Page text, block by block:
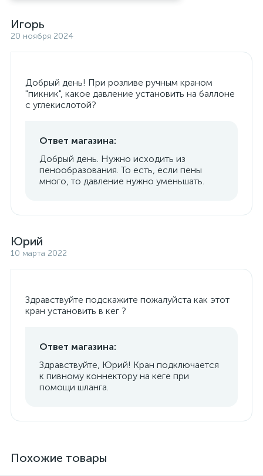
Игорь
20 ноября 2024
Добрый день! При розливе ручным краном
"пикник", какое давление установить на баллоне
с углекислотой?
Ответ магазина:
Добрый день. Нужно исходить из
пенообразования. То есть, если пены
много, то давление нужно уменьшать.
Юрий
10 марта 2022
Здравствуйте подскажите пожалуйста как этот
кран установить в кег ?
Ответ магазина:
Здравствуйте, Юрий! Кран подключается
к пивному коннектору на кеге при
помощи шланга.
Похожие товары